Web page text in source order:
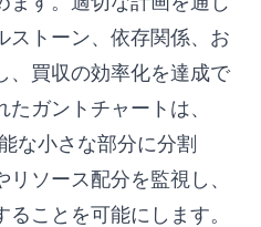
ストーン、依存関係、お
、買収の効率化を達成で
ガントチャートは、
な小さな部分に分割
ソース配分を監視し、
ことを可能にします。